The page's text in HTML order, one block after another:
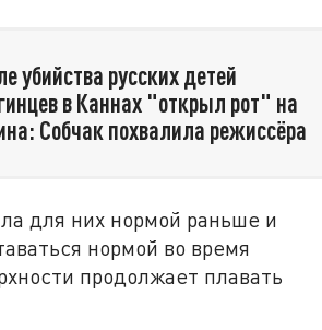
убийства русских детей
в Каннах "открыл рот" на
Собчак похвалила режиссёра
для них нормой раньше и
нормой во время
продолжает плавать